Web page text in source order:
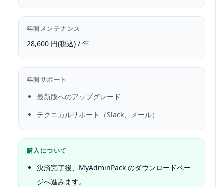
年間メンテナンス
28,600 円(税込) / 年
年間サポート
最新版へのアップグレード
テクニカルサポート（Slack、メール）
購入について
決済完了後、MyAdminPack のダウンロードペー
ジへ進みます。